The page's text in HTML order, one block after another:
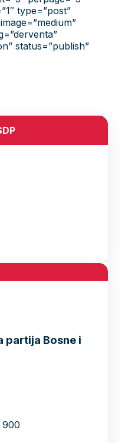
type=”post”
status=”publish”
partija Bosne i
900